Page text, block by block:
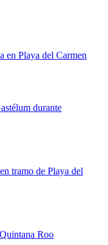
en Playa del Carmen
durante
tramo de Playa del
Roo